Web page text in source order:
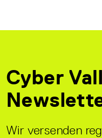
Cyber
Wir versenden